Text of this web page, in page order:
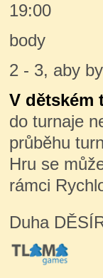
19:00
body
2 - 3, aby
V dětském
do turnaje
průběhu
Hru se
rámci
Duha